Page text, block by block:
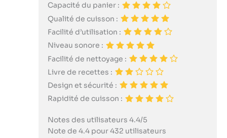
Capacité du panier :
Qualité de cuisson :
Facilité d’utilisation :
Niveau sonore :
Facilité de nettoyage :
Livre de recettes :
Design et sécurité :
Rapidité de cuisson :
Notes des utilisateurs 4.4/5
Note de 4.4 pour 432 utilisateurs